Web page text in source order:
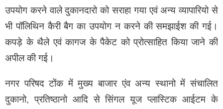
उपयोग करने वाले दुकानदारो को सराहा गया एवं अन्य व्यापारियो से
भी पॉलिथिन कैरी बैग का उपयोग न करने की समझाईश की गई।
कपड़े के थैले एवं कागज के पैकेट को प्रोत्साहित किया जाने की
अपील की गई।
नगर परिषद टोंक में मुख्य बाजार एंव अन्य स्थानो में संचालित
दुकानो, प्रतिष्ठानो आदि से सिंगल यूज प्लास्टिक आईटम के